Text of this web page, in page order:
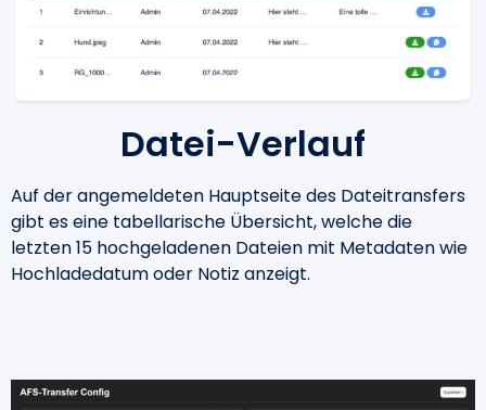
Datei-Verlauf
Auf der angemeldeten Hauptseite des Dateitransfers
gibt es eine tabellarische Übersicht, welche die
letzten 15 hochgeladenen Dateien mit Metadaten wie
Hochladedatum oder Notiz anzeigt.